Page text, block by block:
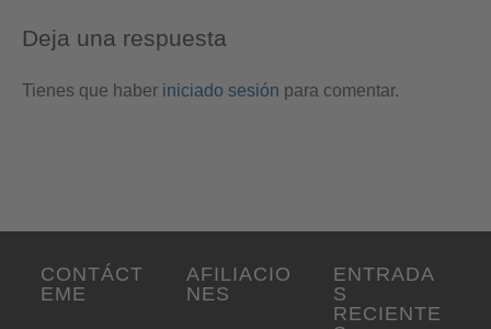
Deja una respuesta
Tienes que haber iniciado sesión para comentar.
CONTÁCT
EME
AFILIACIO
NES
ENTRADA
S
RECIENTE